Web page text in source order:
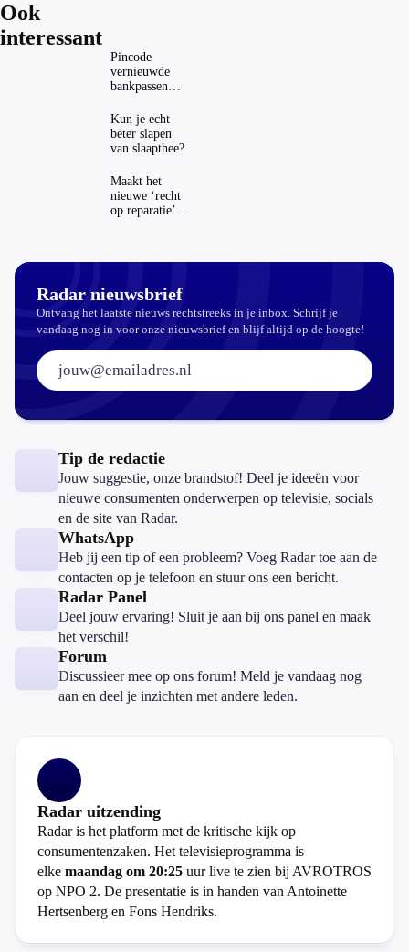
Ook
interessant
Pincode
vernieuwde
bankpassen
ING-app: is dat
wel veilig?
Kun je echt
beter slapen
van slaapthee?
Maakt het
nieuwe ‘recht
op reparatie’
Radar nieuwsbrief
Ontvang het laatste nieuws rechtstreeks in je inbox. Schrijf je
vandaag nog in voor onze nieuwsbrief en blijf altijd op de hoogte!
E-mailadres:
Tip de redactie
Jouw suggestie, onze brandstof! Deel je ideeën voor
nieuwe consumenten onderwerpen op televisie, socials
en de site van Radar.
WhatsApp
Heb jij een tip of een probleem? Voeg Radar toe aan de
contacten op je telefoon en stuur ons een bericht.
Radar Panel
Deel jouw ervaring! Sluit je aan bij ons panel en maak
het verschil!
Forum
Discussieer mee op ons forum! Meld je vandaag nog
aan en deel je inzichten met andere leden.
Radar uitzending
Radar is het platform met de kritische kijk op
consumentenzaken. Het televisieprogramma is
elke maandag om 20:25 uur live te zien bij AVROTROS
op NPO 2. De presentatie is in handen van Antoinette
Hertsenberg en Fons Hendriks.